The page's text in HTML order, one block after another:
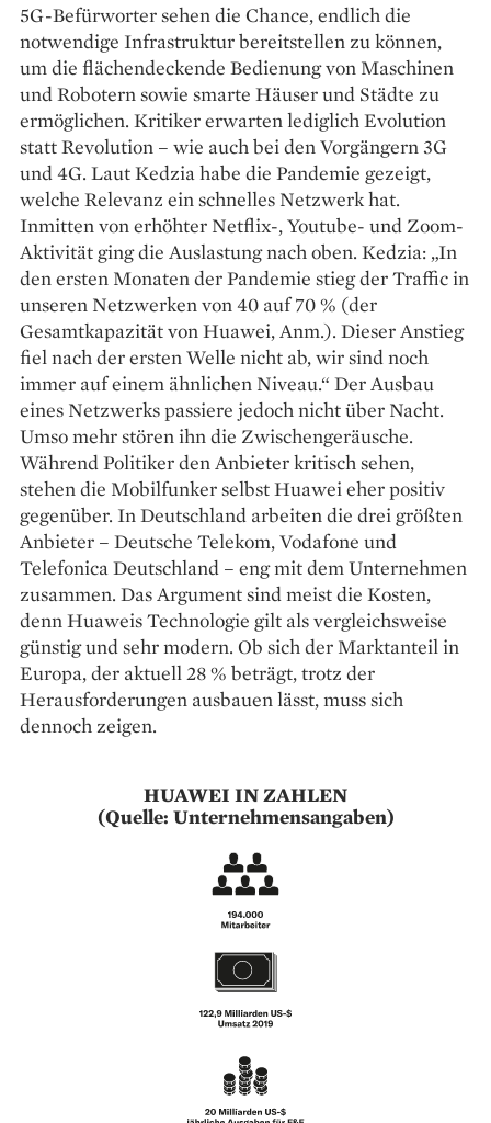
5G-Befürworter sehen die Chance, endlich die
notwendige Infrastruktur bereitstellen zu können,
um die flächendeckende Bedienung von Maschinen
und Robotern sowie smarte Häuser und Städte zu
ermöglichen. Kritiker erwarten lediglich Evolution
statt Revolution – wie auch bei den Vorgängern 3G
und 4G. Laut Kedzia habe die Pandemie gezeigt,
welche Relevanz ein schnelles Netzwerk hat.
Inmitten von erhöhter Netflix-, Youtube- und Zoom-
Aktivität ging die Auslastung nach oben. Kedzia: „In
den ersten Monaten der Pandemie stieg der Traffic in
unseren Netzwerken von 40 auf 70 % (der
Gesamtkapazität von Huawei, Anm.). Dieser Anstieg
fiel nach der ersten Welle nicht ab, wir sind noch
immer auf einem ähnlichen Niveau.“ Der Ausbau
eines Netzwerks passiere jedoch nicht über Nacht.
Umso mehr stören ihn die Zwischengeräusche.
Während Politiker den Anbieter kritisch sehen,
stehen die Mobilfunker selbst Huawei eher positiv
gegenüber. In Deutschland arbeiten die drei größten
Anbieter – Deutsche Telekom, Vodafone und
Telefonica Deutschland – eng mit dem Unter­nehmen
zusammen. Das Argument sind meist die Kosten,
denn Huaweis Technologie gilt als vergleichsweise
günstig und sehr modern. Ob sich der Marktanteil in
Europa, der aktuell 28 % beträgt, trotz der
Herausforderungen ausbauen lässt, muss sich
dennoch zeigen.
HUAWEI IN ZAHLEN
(Quelle: Unternehmensangaben)